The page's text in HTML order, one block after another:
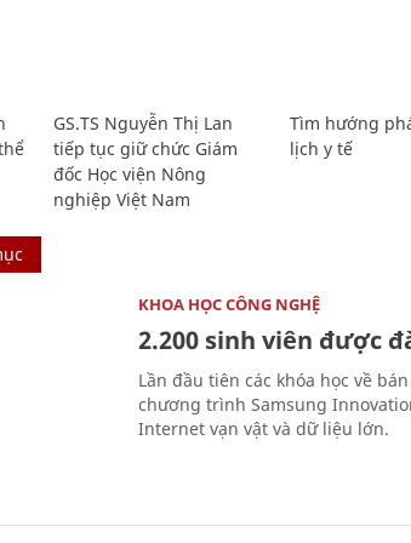
GS.TS Nguyễn Thị Lan
tiếp tục giữ chức Giám
đốc Học viện Nông
nghiệp Việt Nam
Tìm hướng
lịch y tế
KHOA HỌC CÔNG NGHỆ
2.200 sinh viên được
Lần đầu tiên các khóa học về
chương trình Samsung
Internet vạn vật và dữ liệu lớn.